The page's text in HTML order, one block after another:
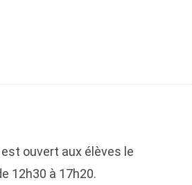
ouvert aux élèves le
12h30 à 17h20.